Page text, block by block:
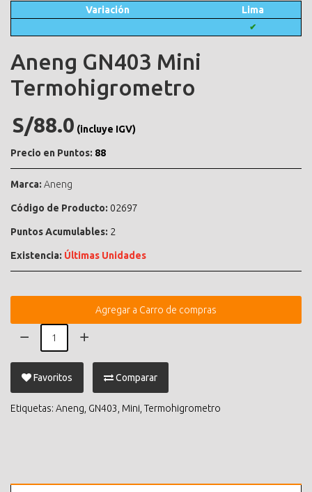
Variación Lima
✔
Aneng GN403 Mini
Termohigrometro
S/88.0 (incluye IGV)
Precio en Puntos: 88
Marca: Aneng
Código de Producto: 02697
Puntos Acumulables: 2
Existencia: Últimas Unidades
Agregar a Carro de compras
Favoritos Comparar
Etiquetas: Aneng GN403 Mini Termohigrometro